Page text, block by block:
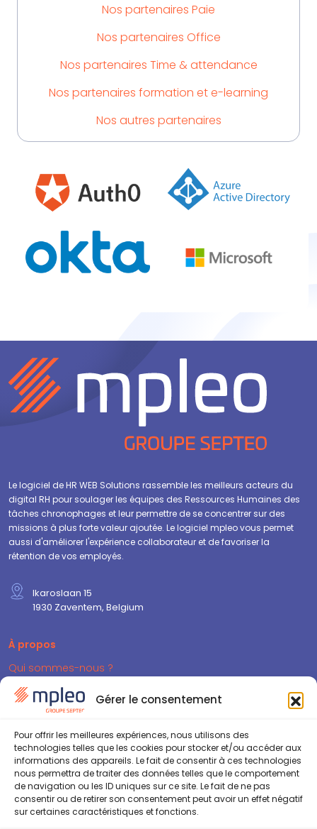
Gérer le consentement
Pour offrir les meilleures expériences, nous utilisons des
technologies telles que les cookies pour stocker et/ou accéder aux
informations des appareils. Le fait de consentir à ces technologies
nous permettra de traiter des données telles que le comportement
de navigation ou les ID uniques sur ce site. Le fait de ne pas
consentir ou de retirer son consentement peut avoir un effet négatif
sur certaines caractéristiques et fonctions.
Nos partenaires Paie
Nos partenaires Office
Nos partenaires Time & attendance
Nos partenaires formation et e-learning
Nos autres partenaires
Le logiciel de HR WEB Solutions rassemble les meilleurs acteurs du
digital RH pour soulager les équipes des Ressources Humaines des
tâches chronophages et leur permettre de se concentrer sur des
missions à plus forte valeur ajoutée. Le logiciel mpleo vous permet
aussi d'améliorer l'expérience collaborateur et de favoriser la
rétention de vos employés.
Ikaroslaan 15
1930 Zaventem, Belgium
À propos
Qui sommes-nous ?
Nous rejoindre
Ressources
Blog
FAQ
Sécurité & GDPR
Cookie Policy (EU)